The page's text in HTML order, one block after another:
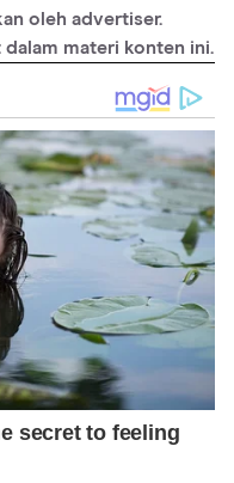
oleh advertiser.
materi konten ini.